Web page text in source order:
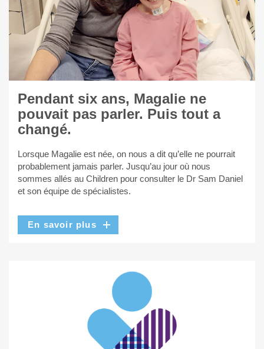
Pendant six ans, Magalie ne
pouvait pas parler. Puis tout a
changé.
Lorsque Magalie est née, on nous a dit qu’elle ne pourrait
probablement jamais parler. Jusqu’au jour où nous
sommes allés au Children pour consulter le Dr Sam Daniel
et son équipe de spécialistes.
En savoir plus